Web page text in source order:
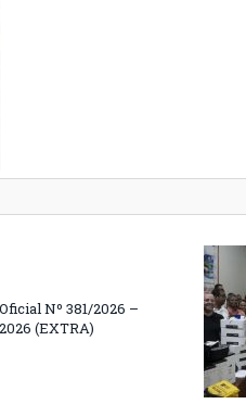
Nº 381/2026 –
(EXTRA)